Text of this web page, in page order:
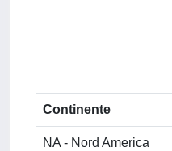
Continente
NA - Nord America